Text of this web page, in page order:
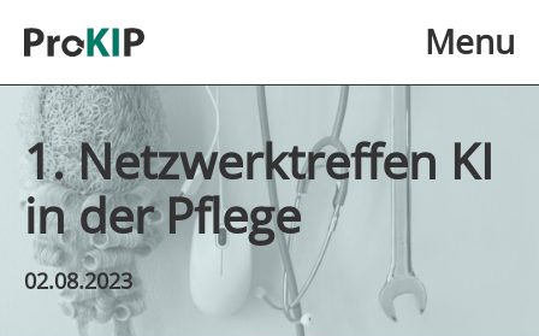
Menu
1. Netzwerktreffen KI
in der Pflege
02.08.2023